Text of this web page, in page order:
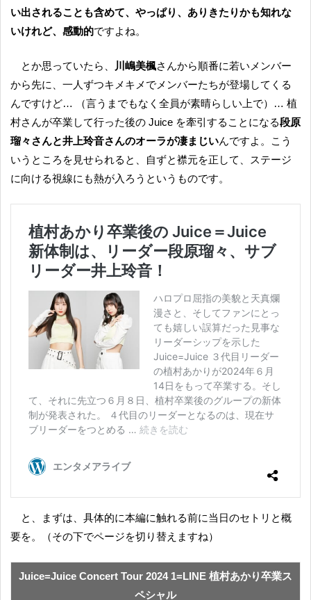
い出されることも含めて、やっぱり、ありきたりかも知れな
いけれど、感動的ですよね。
とか思っていたら、 川嶋美楓さんから順番に若いメンバー
から先に、一人ずつキメキメでメンバーたちが登場してくる
んですけど… （言うまでもなく全員が素晴らしい上で）… 植
村さんが卒業して行った後の Juice を牽引することになる段原
瑠々さんと井上玲音さんのオーラが凄まじいんですよ。こう
いうところを見せられると、自ずと襟元を正して、ステージ
に向ける視線にも熱が入ろうというものです。
と、まずは、具体的に本編に触れる前に当日のセトリと概
要を。（その下でページを切り替えますね）
Juice=Juice Concert Tour 2024 1=LINE 植村あかり卒業ス
ペシャル